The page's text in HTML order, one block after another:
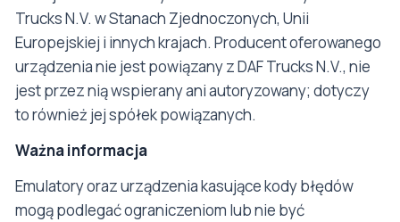
Trucks N.V. w Stanach Zjednoczonych, Unii
Europejskiej i innych krajach. Producent oferowanego
urządzenia nie jest powiązany z DAF Trucks N.V., nie
jest przez nią wspierany ani autoryzowany; dotyczy
to również jej spółek powiązanych.
Ważna informacja
Emulatory oraz urządzenia kasujące kody błędów
mogą podlegać ograniczeniom lub nie być